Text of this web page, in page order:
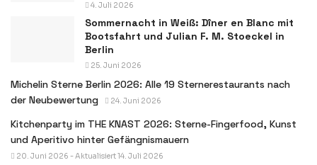
4. Juli 2026
Sommernacht in Weiß: Dîner en Blanc mit
Bootsfahrt und Julian F. M. Stoeckel in
Berlin
25. Juni 2026
Michelin Sterne Berlin 2026: Alle 19 Sternerestaurants nach
der Neubewertung
24. Juni 2026
Kitchenparty im THE KNAST 2026: Sterne-Fingerfood, Kunst
und Aperitivo hinter Gefängnismauern
20. Juni 2026 - Aktualisiert 14. Juli 2026